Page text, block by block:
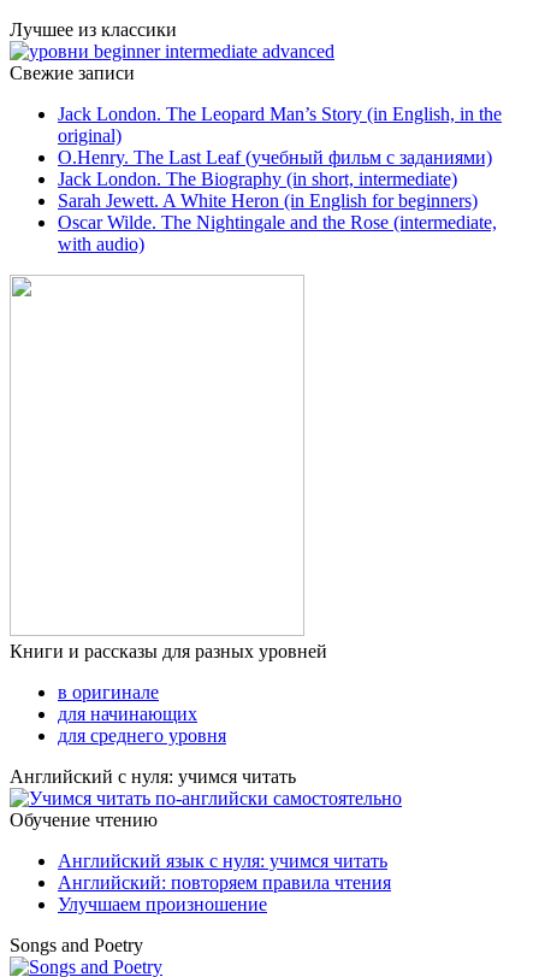
Лучшее из классики
Свежие записи
Jack London. The Leopard Man’s Story (in English, in the
original)
O.Henry. The Last Leaf (учебный фильм с заданиями)
Jack London. The Biography (in short, intermediate)
Sarah Jewett. A White Heron (in English for beginners)
Oscar Wilde. The Nightingale and the Rose (intermediate,
with audio)
Книги и рассказы для разных уровней
в оригинале
для начинающих
для среднего уровня
Английский с нуля: учимся читать
Обучение чтению
Английский язык с нуля: учимся читать
Английский: повторяем правила чтения
Улучшаем произношение
Songs and Poetry